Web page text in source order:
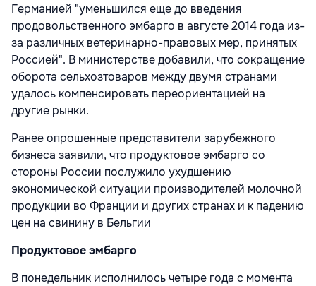
Германией "уменьшился еще до введения
продовольственного эмбарго в августе 2014 года из-
за различных ветеринарно-правовых мер, принятых
Россией". В министерстве добавили, что сокращение
оборота сельхозтоваров между двумя странами
удалось компенсировать переориентацией на
другие рынки.
Ранее опрошенные представители зарубежного
бизнеса заявили, что продуктовое эмбарго со
стороны России послужило ухудшению
экономической ситуации производителей молочной
продукции во Франции и других странах и к падению
цен на свинину в Бельгии
Продуктовое эмбарго
В понедельник исполнилось четыре года с момента